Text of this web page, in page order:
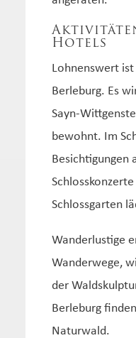
Hotels
Lohnenswert ist
Berleburg. Es
Sayn-
bewohnt. Im
Besichtigungen
Schlossgarten
Wanderlustige
Wanderwege,
der
Berleburg
Naturwald.